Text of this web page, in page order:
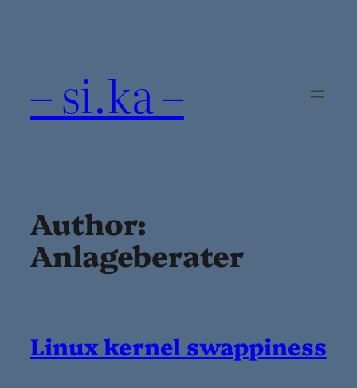
– si.ka –
Author:
Anlageberater
Linux kernel swappiness